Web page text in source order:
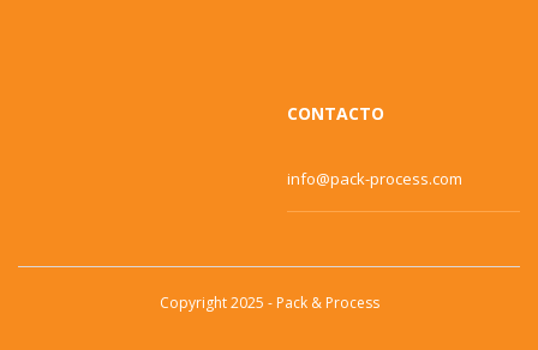
CONTACTO
info@pack-process.com
Copyright 2025 - Pack & Process